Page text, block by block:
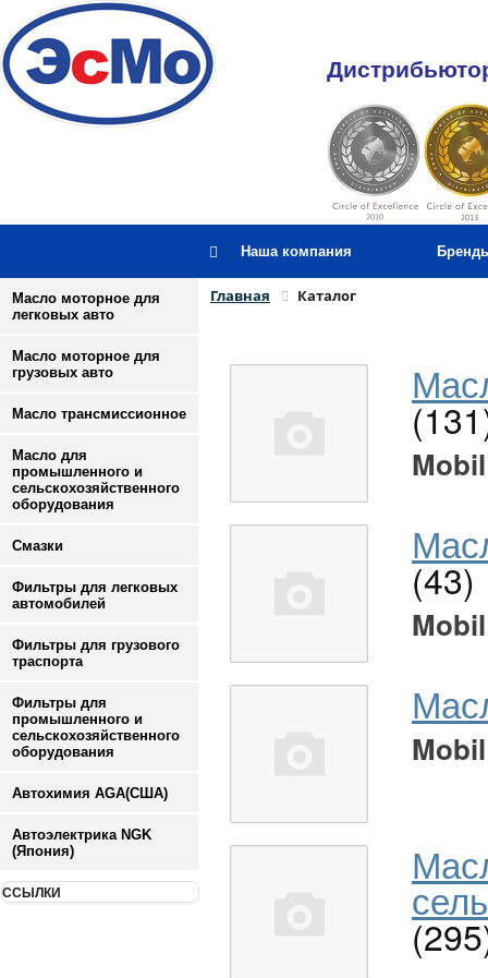
Наша компания
Масло моторное для
легковых авто
Масло моторное для
грузовых авто
Масло трансмиссионное
Масло для
промышленного и
сельскохозяйственного
оборудования
Смазки
Фильтры для легковых
автомобилей
Фильтры для грузового
траспорта
Фильтры для
промышленного и
сельскохозяйственного
оборудования
Автохимия AGA(США)
Автоэлектрика NGK
(Япония)
ССЫЛКИ
Главная Каталог
Mobil
(43)
Mobil
Mobil